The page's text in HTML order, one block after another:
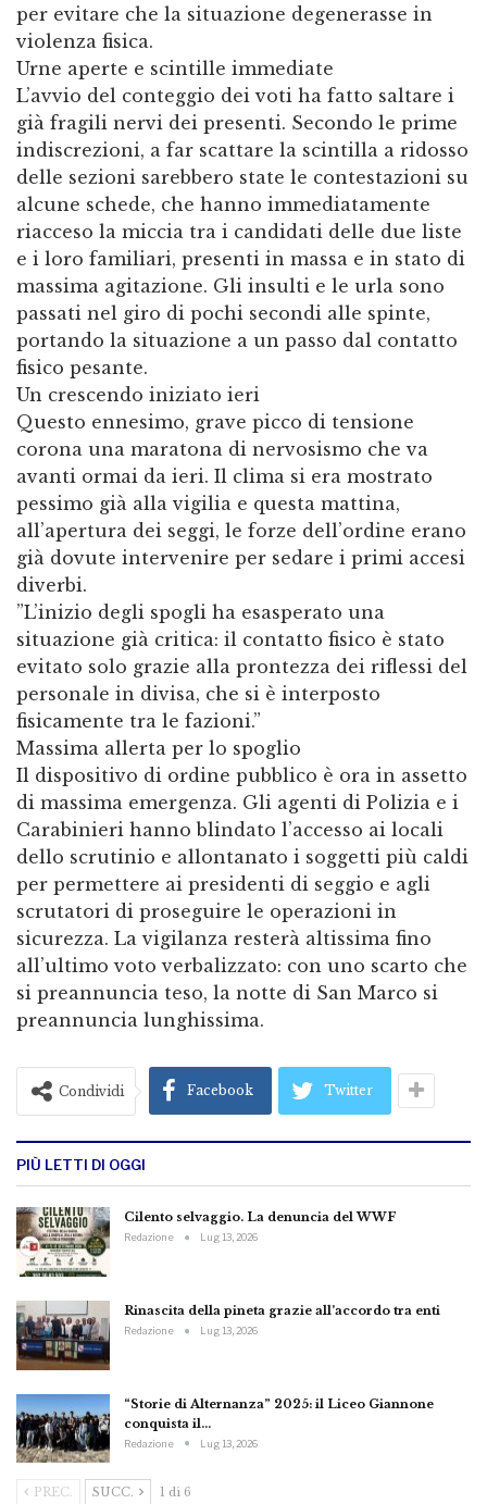
per evitare che la situazione degenerasse in
violenza fisica.
​Urne aperte e scintille immediate
​L’avvio del conteggio dei voti ha fatto saltare i
già fragili nervi dei presenti. Secondo le prime
indiscrezioni, a far scattare la scintilla a ridosso
delle sezioni sarebbero state le contestazioni su
alcune schede, che hanno immediatamente
riacceso la miccia tra i candidati delle due liste
e i loro familiari, presenti in massa e in stato di
massima agitazione. Gli insulti e le urla sono
passati nel giro di pochi secondi alle spinte,
portando la situazione a un passo dal contatto
fisico pesante.
​Un crescendo iniziato ieri
​Questo ennesimo, grave picco di tensione
corona una maratona di nervosismo che va
avanti ormai da ieri. Il clima si era mostrato
pessimo già alla vigilia e questa mattina,
all’apertura dei seggi, le forze dell’ordine erano
già dovute intervenire per sedare i primi accesi
diverbi.
​”L’inizio degli spogli ha esasperato una
situazione già critica: il contatto fisico è stato
evitato solo grazie alla prontezza dei riflessi del
personale in divisa, che si è interposto
fisicamente tra le fazioni.”
​Massima allerta per lo spoglio
​Il dispositivo di ordine pubblico è ora in assetto
di massima emergenza. Gli agenti di Polizia e i
Carabinieri hanno blindato l’accesso ai locali
dello scrutinio e allontanato i soggetti più caldi
per permettere ai presidenti di seggio e agli
scrutatori di proseguire le operazioni in
sicurezza. La vigilanza resterà altissima fino
all’ultimo voto verbalizzato: con uno scarto che
si preannuncia teso, la notte di San Marco si
preannuncia lunghissima.
Condividi Facebook Twitter
PIÙ LETTI DI OGGI
Cilento selvaggio. La denuncia del WWF
Redazione Lug 13, 2026
Rinascita della pineta grazie all’accordo tra enti
Redazione Lug 13, 2026
“Storie di Alternanza” 2025: il Liceo Giannone
conquista il…
Redazione Lug 13, 2026
PREC. SUCC. 1 di 6